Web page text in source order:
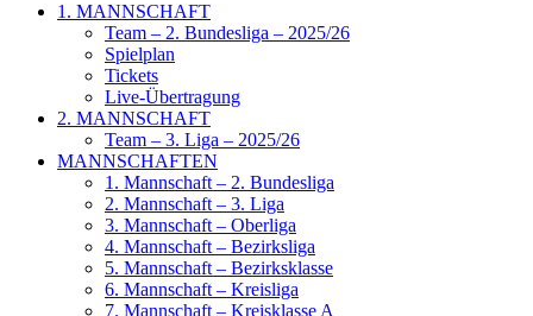
1. MANNSCHAFT
Team – 2. Bundesliga – 2025/26
Spielplan
Tickets
Live-Übertragung
2. MANNSCHAFT
Team – 3. Liga – 2025/26
MANNSCHAFTEN
1. Mannschaft – 2. Bundesliga
2. Mannschaft – 3. Liga
3. Mannschaft – Oberliga
4. Mannschaft – Bezirksliga
5. Mannschaft – Bezirksklasse
6. Mannschaft – Kreisliga
7. Mannschaft – Kreisklasse A